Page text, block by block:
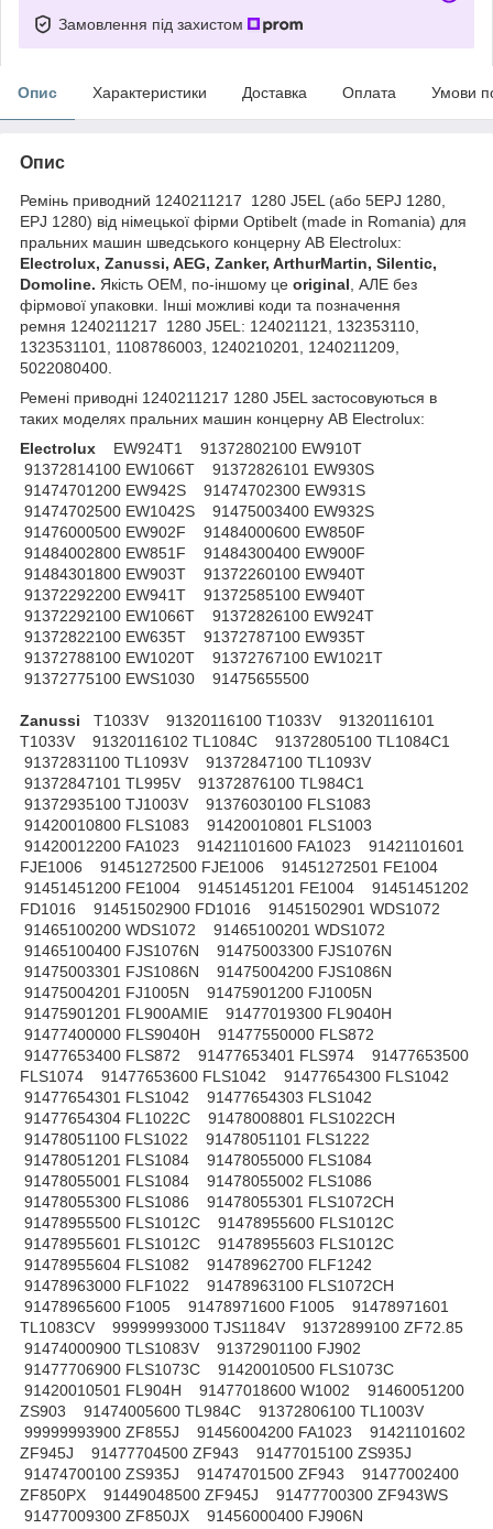
Замовлення під захистом
Опис Характеристики Доставка Оплата Умови
Опис
Ремінь приводний 1240211217 1280 J5EL (або 5EPJ 1280,
EPJ 1280) від німецької фірми Optibelt (made in Romania) для
пральних машин шведського концерну AB Electrolux:
Electrolux, Zanussi, AEG, Zanker, ArthurMartin, Silentic,
Domoline. Якість OEM, по-іншому це original , АЛЕ без
фірмової упаковки. Інші можливі коди та позначення
ремня 1240211217 1280 J5EL: 124021121, 132353110,
1323531101, 1108786003, 1240210201, 1240211209,
5022080400.
Ремені приводні 1240211217 1280 J5EL застосовуються в
таких моделях пральних машин концерну AB Electrolux:
Electrolux EW924T1 91372802100 EW910T
91372814100 EW1066T 91372826101 EW930S
91474701200 EW942S 91474702300 EW931S
91474702500 EW1042S 91475003400 EW932S
91476000500 EW902F 91484000600 EW850F
91484002800 EW851F 91484300400 EW900F
91484301800 EW903T 91372260100 EW940T
91372292200 EW941T 91372585100 EW940T
91372292100 EW1066T 91372826100 EW924T
91372822100 EW635T 91372787100 EW935T
91372788100 EW1020T 91372767100 EW1021T
91372775100 EWS1030 91475655500
Zanussi T1033V 91320116100 T1033V 91320116101
T1033V 91320116102 TL1084C 91372805100 TL1084C1
91372831100 TL1093V 91372847100 TL1093V
91372847101 TL995V 91372876100 TL984C1
91372935100 TJ1003V 91376030100 FLS1083
91420010800 FLS1083 91420010801 FLS1003
91420012200 FA1023 91421101600 FA1023 91421101601
FJE1006 91451272500 FJE1006 91451272501 FE1004
91451451200 FE1004 91451451201 FE1004 91451451202
FD1016 91451502900 FD1016 91451502901 WDS1072
91465100200 WDS1072 91465100201 WDS1072
91465100400 FJS1076N 91475003300 FJS1076N
91475003301 FJS1086N 91475004200 FJS1086N
91475004201 FJ1005N 91475901200 FJ1005N
91475901201 FL900AMIE 91477019300 FL9040H
91477400000 FLS9040H 91477550000 FLS872
91477653400 FLS872 91477653401 FLS974 91477653500
FLS1074 91477653600 FLS1042 91477654300 FLS1042
91477654301 FLS1042 91477654303 FLS1042
91477654304 FL1022C 91478008801 FLS1022CH
91478051100 FLS1022 91478051101 FLS1222
91478051201 FLS1084 91478055000 FLS1084
91478055001 FLS1084 91478055002 FLS1086
91478055300 FLS1086 91478055301 FLS1072CH
91478955500 FLS1012C 91478955600 FLS1012C
91478955601 FLS1012C 91478955603 FLS1012C
91478955604 FLS1082 91478962700 FLF1242
91478963000 FLF1022 91478963100 FLS1072CH
91478965600 F1005 91478971600 F1005 91478971601
TL1083CV 99999993000 TJS1184V 91372899100 ZF72.85
91474000900 TLS1083V 91372901100 FJ902
91477706900 FLS1073C 91420010500 FLS1073C
91420010501 FL904H 91477018600 W1002 91460051200
ZS903 91474005600 TL984C 91372806100 TL1003V
99999993900 ZF855J 91456004200 FA1023 91421101602
ZF945J 91477704500 ZF943 91477015100 ZS935J
91474700100 ZS935J 91474701500 ZF943 91477002400
ZF850PX 91449048500 ZF945J 91477700300 ZF943WS
91477009300 ZF850JX 91456000400 FJ906N